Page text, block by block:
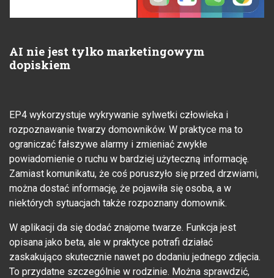
AI nie jest tylko marketingowym
dopiskiem
EP4 wykorzystuje wykrywanie sylwetki człowieka i
rozpoznawanie twarzy domowników. W praktyce ma to
ograniczać fałszywe alarmy i zmieniać zwykłe
powiadomienie o ruchu w bardziej użyteczną informację.
Zamiast komunikatu, że coś poruszyło się przed drzwiami,
można dostać informację, że pojawiła się osoba, a w
niektórych sytuacjach także rozpoznany domownik.
W aplikacji da się dodać znajome twarze. Funkcja jest
opisana jako beta, ale w praktyce potrafi działać
zaskakująco skutecznie nawet po dodaniu jednego zdjęcia.
To przydatne szczególnie w rodzinie. Można sprawdzić,